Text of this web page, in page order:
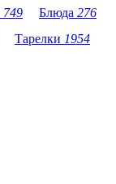
749 Блюда 276
Тарелки 1954